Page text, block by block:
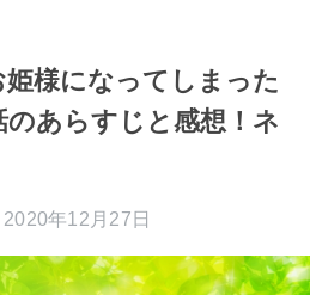
様になってしまった
あらすじと感想！ネ
2020年12月27日